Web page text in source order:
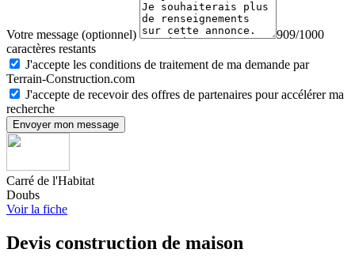
Votre message (optionnel)
909/1000
caractères restants
J'accepte les conditions de traitement de ma demande par
Terrain-Construction.com
J'accepte de recevoir des offres de partenaires pour accélérer ma
recherche
Envoyer mon message
Carré de l'Habitat
Doubs
Voir la fiche
Devis construction de maison